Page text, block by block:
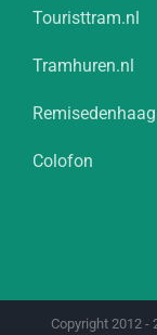
Touristtram.nl
Tramhuren.nl
Colofon
Copyright 2012 -